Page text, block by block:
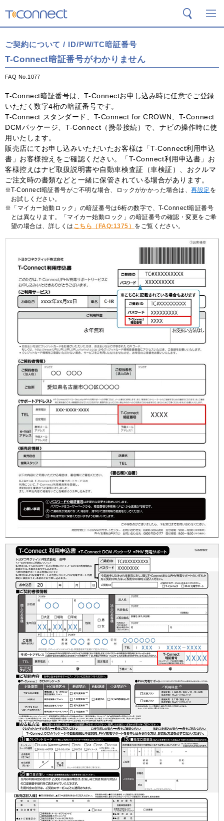
検索
ご契約について / ID/PW/TC暗証番号
T-Connect暗証番号がわかりません
FAQ No.1077
T-Connect暗証番号は、T-Connectお申し込み時に任意でご登録
いただく数字4桁の暗証番号です。
T-Connect スタンダード、T-Connect for CROWN、T-Connect
DCMパッケージ、T-Connect（携帯接続）で、ナビの操作時に使
用いたします。
販売店にてお申し込みいただいたお客様は「T-Connect利用申込
書」お客様控えをご確認ください。「T-Connect利用申込書」お
客様控えはナビ取扱説明書や自動車検査証（車検証）、おクルマ
ご注文時の書類などと一緒に保管されている場合があります。
T-Connect暗証番号がご不明な場合、ロックがかかった場合は、再設定 を
お試しください。
「マイカー始動ロック」の暗証番号は6桁の数字で、T-Connect暗証番号
とは異なります。「マイカー始動ロック」の暗証番号の確認・変更をご希
望の場合は、詳しくは こちら（FAQ:1375） をご覧ください。